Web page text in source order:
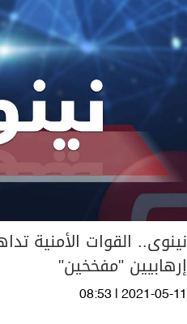
نينوى.. القوات الأمنية
إرهابيين "مفخخين"
08:53 | 2021-05-11